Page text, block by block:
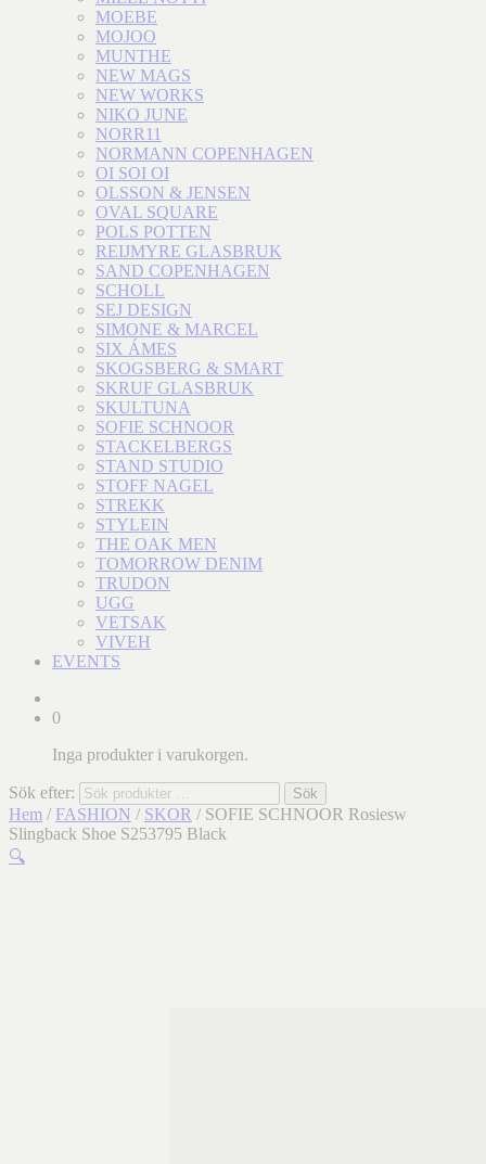
MOEBE
MOJOO
MUNTHE
NEW MAGS
NEW WORKS
NIKO JUNE
NORR11
NORMANN COPENHAGEN
OI SOI OI
OLSSON & JENSEN
OVAL SQUARE
POLS POTTEN
REIJMYRE GLASBRUK
SAND COPENHAGEN
SCHOLL
SEJ DESIGN
SIMONE & MARCEL
SIX ÁMES
SKOGSBERG & SMART
SKRUF GLASBRUK
SKULTUNA
SOFIE SCHNOOR
STACKELBERGS
STAND STUDIO
STOFF NAGEL
STREKK
STYLEIN
THE OAK MEN
TOMORROW DENIM
TRUDON
UGG
VETSAK
VIVEH
EVENTS
0
Inga produkter i varukorgen.
Sök efter: Sök
Hem / FASHION / SKOR / SOFIE SCHNOOR Rosiesw
Slingback Shoe S253795 Black
🔍